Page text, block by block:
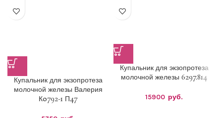
Купальник для экзопротеза
молочной железы Валерия
К0792-1 П47
Купальник для экзопротеза
молочной железы 6297.814
15900 руб.